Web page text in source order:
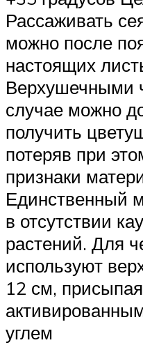
Рассаживать
можно после
настоящих
Верхушечными
случае можно
получить
потеряв при
признаки
Единственный
в отсутствии
растений. Для
используют
12 см,
углем